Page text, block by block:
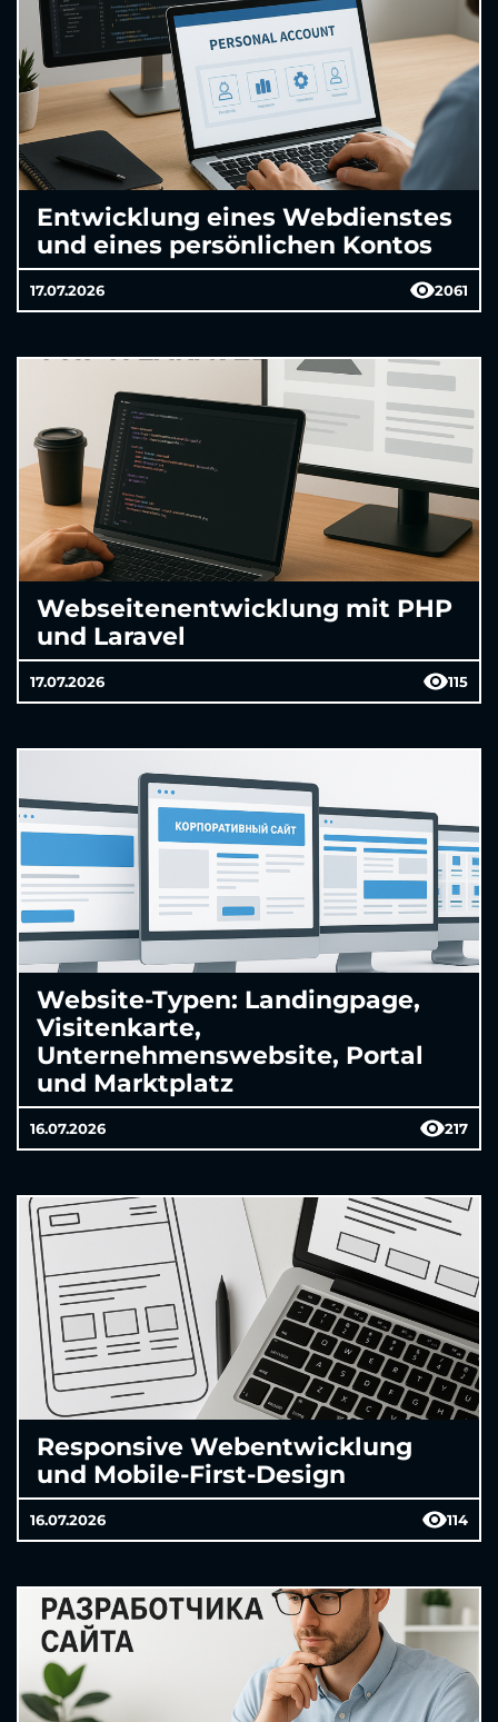
Entwicklung eines Webdienstes
und eines persönlichen Kontos
17.07.2026 2061
Webseitenentwicklung mit PHP
und Laravel
17.07.2026 115
Website-Typen: Landingpage,
Visitenkarte,
Unternehmenswebsite, Portal
und Marktplatz
16.07.2026 217
Responsive Webentwicklung
und Mobile-First-Design
16.07.2026 114